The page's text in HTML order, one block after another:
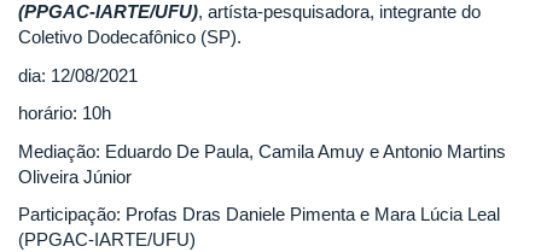
(PPGAC-IARTE/UFU), artísta-pesquisadora, integrante do
Coletivo Dodecafônico (SP).
dia: 12/08/2021
horário: 10h
Mediação: Eduardo De Paula, Camila Amuy e Antonio Martins
Oliveira Júnior
Participação: Profas Dras Daniele Pimenta e Mara Lúcia Leal
(PPGAC-IARTE/UFU)